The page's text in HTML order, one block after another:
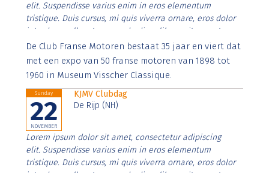
elit. Suspendisse varius enim in eros elementum
tristique. Duis cursus, mi quis viverra ornare, eros dolor
interdum nulla, ut commodo diam libero vitae erat.
Aenean faucibus nibh et justo cursus id rutrum lorem
imperdiet. Nunc ut sem vitae risus tristique posuere.
De Club Franse Motoren bestaat 35 jaar en viert dat
met een expo van 50 franse motoren van 1898 tot
1960 in Museum Visscher Classique.
Sunday
22
NOVEMBER
KJMV Clubdag
De Rijp (NH)
Lorem ipsum dolor sit amet, consectetur adipiscing
elit. Suspendisse varius enim in eros elementum
tristique. Duis cursus, mi quis viverra ornare, eros dolor
interdum nulla, ut commodo diam libero vitae erat.